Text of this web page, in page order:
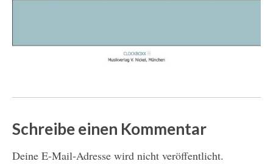
Schreibe einen Kommentar
Deine E-Mail-Adresse wird nicht veröffentlicht.